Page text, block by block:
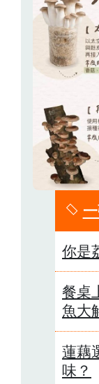
你是
餐桌
魚大
蓮藕
味？